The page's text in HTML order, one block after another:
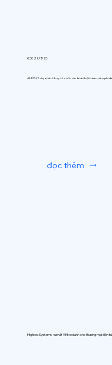
0:00 22/7/26
AIUEO (Tokyo) sẽ đồng tổ chức các buổi hội thảo miễn phí
đọc thêm
Hightec Systems ra mắt AIfitte dành cho thương mại điện